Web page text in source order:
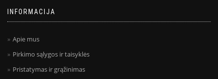
INFORMACIJA
Apie mus
Pirkimo sąlygos ir taisyklės
Pristatymas ir grąžinimas